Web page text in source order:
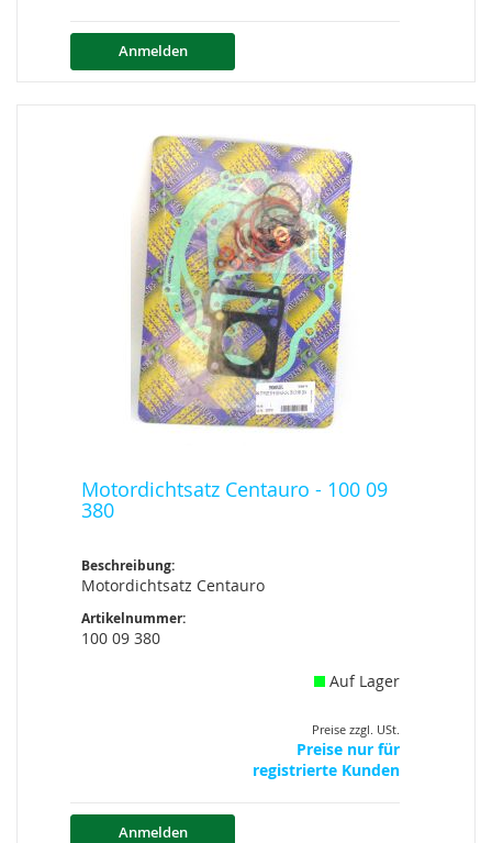
Anmelden
Motordichtsatz Centauro - 100 09
380
Beschreibung:
Motordichtsatz Centauro
Artikelnummer:
100 09 380
Auf Lager
Preise zzgl. USt.
Preise nur für
registrierte Kunden
Anmelden